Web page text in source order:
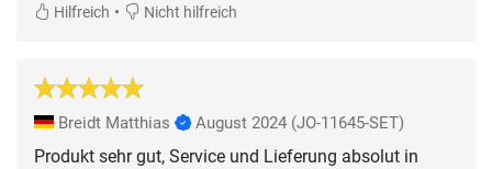
Hilfreich • Nicht hilfreich
Breidt Matthias August 2024 (JO-11645-SET)
Produkt sehr gut, Service und Lieferung absolut in